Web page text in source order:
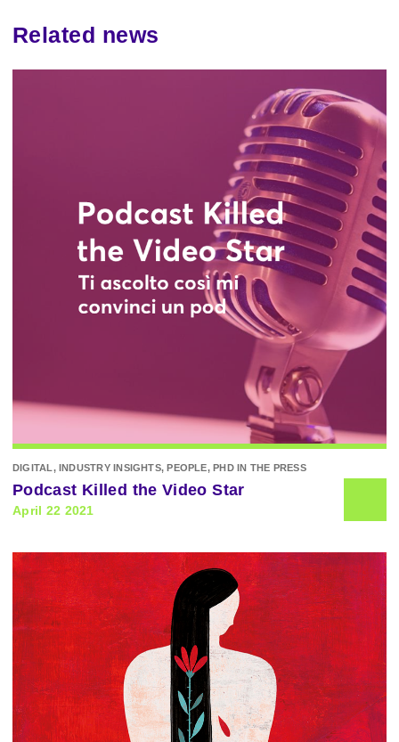
Related news
DIGITAL, INDUSTRY INSIGHTS, PEOPLE, PHD IN THE PRESS
Podcast Killed the Video Star
April 22 2021